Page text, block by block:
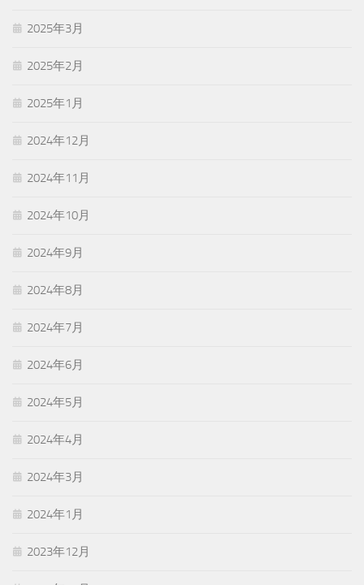
2025年3月
2025年2月
2025年1月
2024年12月
2024年11月
2024年10月
2024年9月
2024年8月
2024年7月
2024年6月
2024年5月
2024年4月
2024年3月
2024年1月
2023年12月